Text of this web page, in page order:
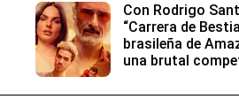
Con Rodrigo
“Carrera de
brasileña de
una brutal